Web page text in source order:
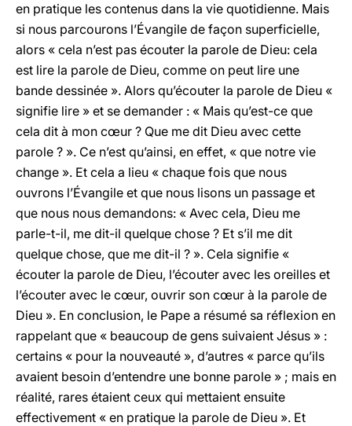
en pratique les contenus dans la vie quotidienne. Mais
si nous parcourons l’Évangile de façon superficielle,
alors « cela n’est pas écouter la parole de Dieu: cela
est lire la parole de Dieu, comme on peut lire une
bande dessinée ». Alors qu’écouter la parole de Dieu «
signifie lire » et se demander : « Mais qu’est-ce que
cela dit à mon cœur ? Que me dit Dieu avec cette
parole ? ». Ce n’est qu’ainsi, en effet, « que notre vie
change ». Et cela a lieu « chaque fois que nous
ouvrons l’Évangile et que nous lisons un passage et
que nous nous demandons: « Avec cela, Dieu me
parle-t-il, me dit-il quelque chose ? Et s’il me dit
quelque chose, que me dit-il ? ». Cela signifie «
écouter la parole de Dieu, l’écouter avec les oreilles et
l’écouter avec le cœur, ouvrir son cœur à la parole de
Dieu ». En conclusion, le Pape a résumé sa réflexion en
rappelant que « beaucoup de gens suivaient Jésus » :
certains « pour la nouveauté », d’autres « parce qu’ils
avaient besoin d’entendre une bonne parole » ; mais en
réalité, rares étaient ceux qui mettaient ensuite
effectivement « en pratique la parole de Dieu ». Et